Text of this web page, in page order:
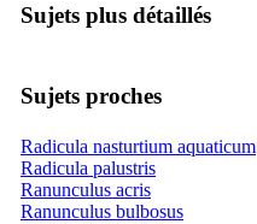
Sujets plus détaillés
Sujets proches
Radicula nasturtium aquaticum
Radicula palustris
Ranunculus acris
Ranunculus bulbosus